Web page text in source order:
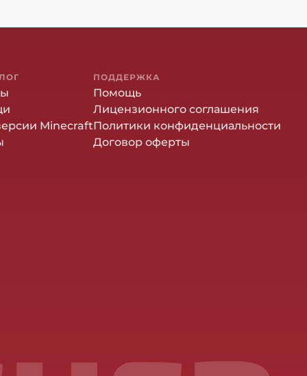
Minecraft
ПОДДЕРЖКА
Помощь
Лицензионного соглашения
Политики конфиденциальности
Договор оферты